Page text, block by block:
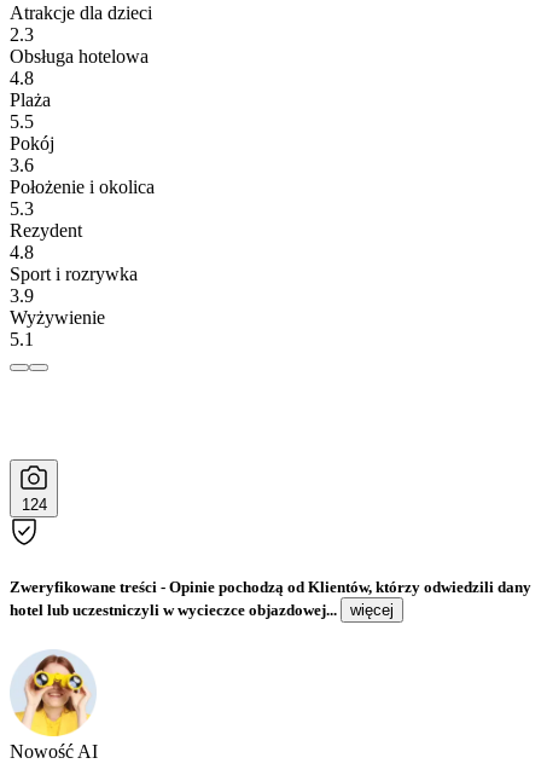
Atrakcje dla dzieci
2.3
Obsługa hotelowa
4.8
Plaża
5.5
Pokój
3.6
Położenie i okolica
5.3
Rezydent
4.8
Sport i rozrywka
3.9
Wyżywienie
5.1
124
Zweryfikowane treści - Opinie pochodzą od Klientów, którzy odwiedzili dany
hotel lub uczestniczyli w wycieczce objazdowej...
więcej
Nowość AI